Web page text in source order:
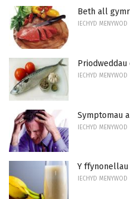
Beth all
IECHYD MENYWOD
IECHYD MENYWOD
Symptomau
IECHYD MENYWOD
Y
IECHYD MENYWOD